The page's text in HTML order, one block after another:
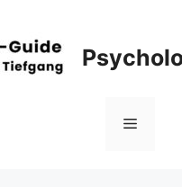
Menü